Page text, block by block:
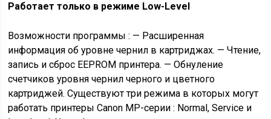
Работает только в режиме Low-Level
Возможности программы : — Расширенная
информация об уровне чернил в картриджах. — Чтение,
запись и сброс EEPROM принтера. — Обнуление
счетчиков уровня чернил черного и цветного
картриджей. Существуют три режима в которых могут
работать принтеры Canon MP-серии : Normal, Service и